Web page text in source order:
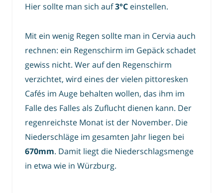
Hier sollte man sich auf3°C einstellen.
Mit ein wenig Regen sollte man in Cervia auch
rechnen: ein Regenschirm im Gepäck schadet
gewiss nicht. Wer auf den Regenschirm
verzichtet, wird eines der vielen pittoresken
Cafés im Auge behalten wollen, das ihm im
Falle des Falles als Zuflucht dienen kann. Der
regenreichste Monat ist der November. Die
Niederschläge im gesamten Jahr liegen bei
670mm. Damit liegt die Niederschlagsmenge
in etwa wie in Würzburg.